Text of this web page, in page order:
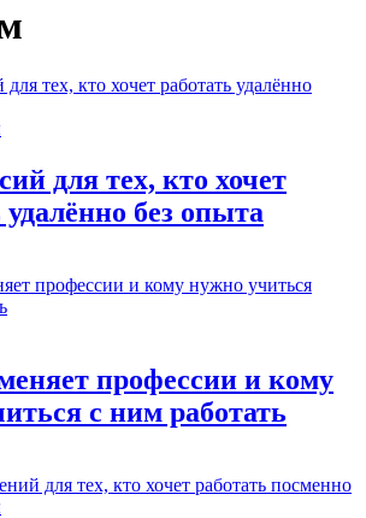
для тех, кто хочет
удалённо без опыта
профессии и кому
с ним работать